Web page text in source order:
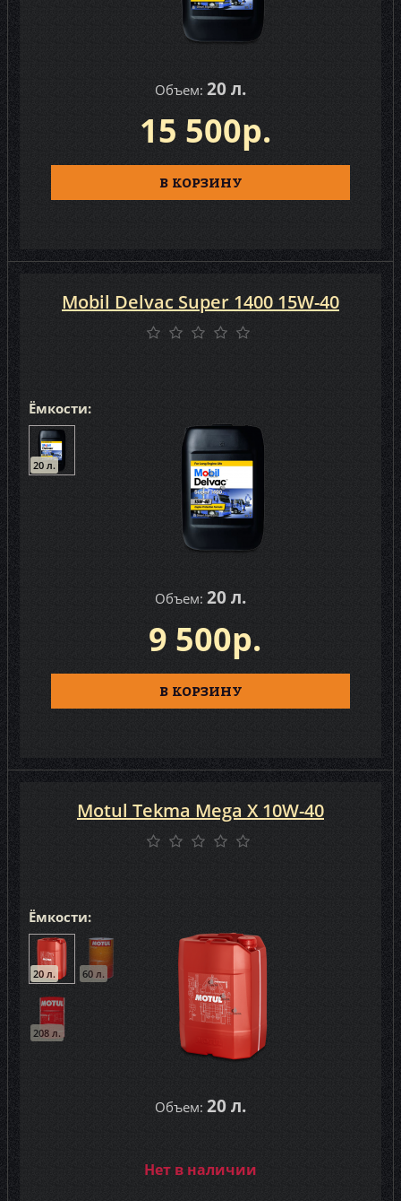
Объем: 20 л.
15 500р.
В КОРЗИНУ
Ёмкости:
20 л.
Объем: 20 л.
Mobil Delvaс Super 1400 15W-40
9 500р.
В КОРЗИНУ
Ёмкости:
20 л. 60 л.
208 л.
Объем: 20 л.
Motul Tekma Mega X 10W-40
Нет в наличии